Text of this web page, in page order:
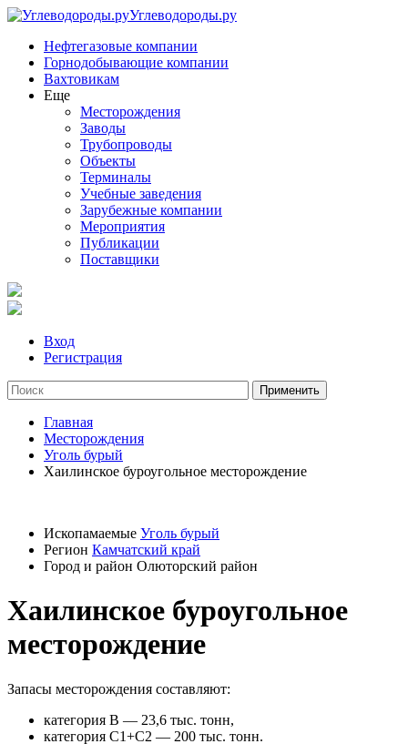
Углеводороды.ру
Нефтегазовые компании
Горнодобывающие компании
Вахтовикам
Еще
Месторождения
Заводы
Трубопроводы
Объекты
Терминалы
Учебные заведения
Зарубежные компании
Мероприятия
Публикации
Поставщики
Вход
Регистрация
Главная
Месторождения
Уголь бурый
Хаилинское буроугольное месторождение
Ископамаемые Уголь бурый
Регион Камчатский край
Город и район Олюторский район
Хаилинское буроугольное
месторождение
Запасы месторождения составляют:
категория В — 23,6 тыс. тонн,
категория С1+С2 — 200 тыс. тонн.